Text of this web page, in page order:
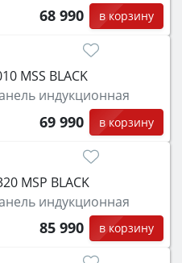
68 990 в корзину
MSS BLACK
индукционная
69 990 в корзину
MSP BLACK
индукционная
85 990 в корзину